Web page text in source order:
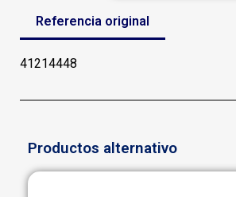
Referencia original
41214448
Productos alternativo